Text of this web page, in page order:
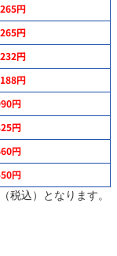
円
円
円
円
円
円
円
円
税込）となります。